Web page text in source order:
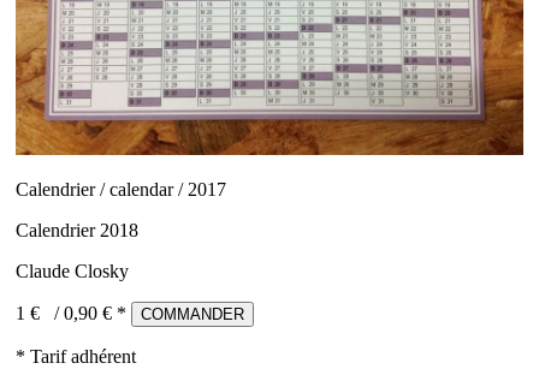
Calendrier / calendar / 2017
Calendrier 2018
Claude Closky
1 € /0,90 € * COMMANDER
* Tarif adhérent